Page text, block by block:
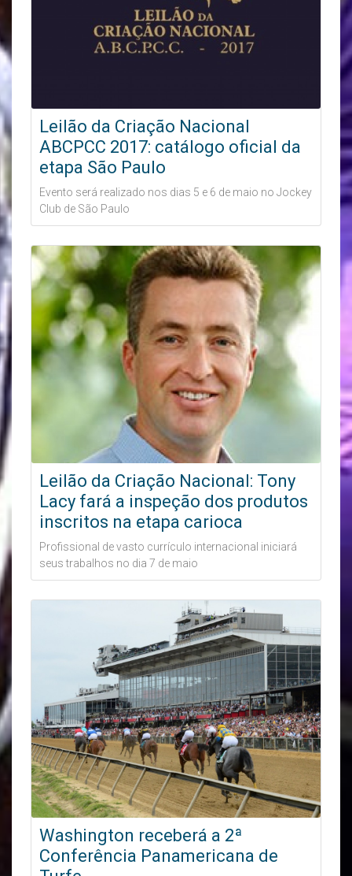
Leilão da Criação Nacional
ABCPCC 2017: catálogo oficial da
etapa São Paulo
Evento será realizado nos dias 5 e 6 de maio no Jockey
Club de São Paulo
Leilão da Criação Nacional: Tony
Lacy fará a inspeção dos produtos
inscritos na etapa carioca
Profissional de vasto currículo internacional iniciará
seus trabalhos no dia 7 de maio
Washington receberá a 2ª
Conferência Panamericana de